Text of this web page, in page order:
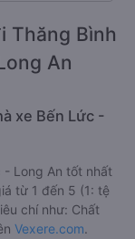
Thăng Bình
An
xe Bến Lức -
- Long An tốt nhất
từ 1 đến 5 (1: tệ
chí như: Chất
Vexere.com.